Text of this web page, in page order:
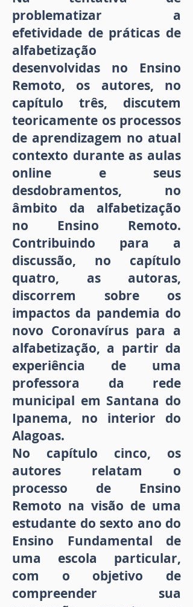
problematizar a
efetividade de práticas de
alfabetização
desenvolvidas no Ensino
Remoto, os autores, no
capítulo três, discutem
teoricamente os processos
de aprendizagem no atual
contexto durante as aulas
online e seus
desdobramentos, no
âmbito da alfabetização
no Ensino Remoto.
Contribuindo para a
discussão, no capítulo
quatro, as autoras,
discorrem sobre os
impactos da pandemia do
novo Coronavírus para a
alfabetização, a partir da
experiência de uma
professora da rede
municipal em Santana do
Ipanema, no interior do
Alagoas.
No capítulo cinco, os
autores relatam o
processo de Ensino
Remoto na visão de uma
estudante do sexto ano do
Ensino Fundamental de
uma escola particular,
com o objetivo de
compreender sua